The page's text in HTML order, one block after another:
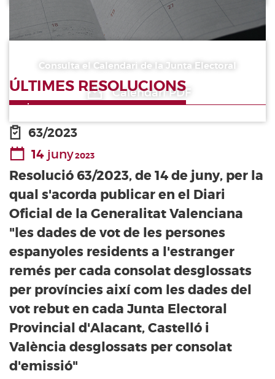
Consulta el Calendari de la Junta Electoral
Calendari PDF
ÚLTIMES RESOLUCIONS
63/2023
14 juny2023
Resolució 63/2023, de 14 de juny, per la
qual s'acorda publicar en el Diari
Oficial de la Generalitat Valenciana
"les dades de vot de les persones
espanyoles residents a l'estranger
remés per cada consolat desglossats
per províncies així com les dades del
vot rebut en cada Junta Electoral
Provincial d'Alacant, Castelló i
València desglossats per consolat
d'emissió"